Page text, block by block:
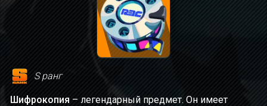
S ранг
Шифрокопия – легендарный предмет. Он имеет